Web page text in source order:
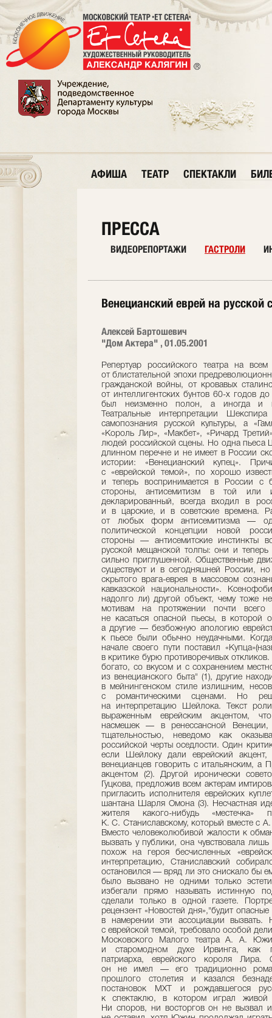
АФИША ТЕАТР СПЕКТАКЛИ
ПРЕССА
ВИДЕОРЕПОРТАЖИ ГАСТРОЛИ
Венецианский еврей на русской
Алексей Бартошевич
"Дом Актера" , 01.05.2001
Репертуар российского театра на всем протяжении прошедшего столетия — от блистательной эпохи предреволюционного «серебряного века» до голодных лет гражданской войны, от кровавых сталинских времен до хрущевской «оттепели», от интеллигентских бунтов 60-х годов до недавнего краха советской системы, — был неизменно полон, а иногда и переполнен постановками Шекспира. Театральные интерпретации Шекспира стали одной из главнейших форм самопознания русской культуры, а «Гамлет», «Ромео и Джульеттa», «Отелло», «Король Лир», «Макбет», «Ричард Третий», комедии — неизменными спутниками людей российской сцены. Но одна пьеса Шекспира составляет исключение в этом длинном перечне и не имеет в России сколько-нибудь существенной театральной истории: «Венецианский купец». Причина очевидна — все, что связано с «еврейской темой», по хорошо известным причинам всегда воспринималось и теперь воспринимается в России с болезненностью и остротой. С одной стороны, антисемитизм в той или иной степени, скрытый или прямо декларированный, всегда входил в российскую государственную политику — и в царские, и в советские времена. Радикальный и последовательный отказ от любых форм антисемитизма — одна из немногих позитивных сторон политической концепции новой российской государственности. С другой стороны — антисемитские инстинкты всегда дремали в глубине подсознания русской мещанской толпы: они и теперь еще присутствуют в ней, хотя в форме сильно приглушенной. Общественные движения, исповедующие вражду к евреям, существуют и в сегодняшней России, но они слабы и немногочисленны. Место скрытого врага-еврея в массовом сознании занял откратый враг-чеченец, «лицо кавказской национальности». Ксенофобия не исчезла, но нашла (неизвестно, надолго ли) другой объект, чему тоже не приходится радоваться. По всем этим мотивам на протяжении почти всего столетия русский театр предпочитал не касаться опасной пьесы, в которой одни видели проповедь антисемитизма, а другие — безбожную апологию еврейства. Крайне редкие попытки обратиться к пьесе были обычно неудачными. Когда юный Художественный театр в самом начале своего пути поставил «Купца»(назвав пьесу «Шейлок»), спектакль вызвал в критике бурю противоречивых откликов. Одни рецензенты восхищались"красиво, богато, со вкусом и с сохранением местного колорита поставленными картинами из венецианского быта" (1), другие находили это историческое бытописательство в мейнингенском стиле излишним, несовместимым с духом пьесы, особенно — с романтическими сценами. Но решительно все критики набросились на интерпретацию Шейлока. Текст роли М. Дарский произносил с отчетливо выраженным еврейским акцентом, что стало поводом для бесчисленных насмешек — в ренессансной Венеции, воспроизведенной на сцене со всей тщательностью, неведомо как оказывался старый еврей из современной российской черты оседлости. Один критик задавал театру саркастический вопрос: если Шейлоку дали еврейский акцент, почему бы, собственно, не заставить венецианцев говорить с итальянским, а Принца Марокканского — с «восточным» акцентом (2). Другой иронически советовал театру поставить «Уриеля Акосту» Гуцкова, предложив всем актерам имтировать еврейскую речь, а на роль Шейлока пригласить исполнителя еврейских куплетов из знаменитого московского кафе-шантана Шарля Омона (3). Несчастная идея наделить Шейлока речью и обликом жителя какого-нибудь «местечка» по всей видимости принадлежала К. С. Станиславскому, который вместе с А. А. Саниным был режиссером спектакля. Вместо человеколюбивой жалости к обманутому старику, которую режиссер хотел вызвать у публики, она чувствовала лишь неловкость: очень уж этот Шейлок был похож на героя бесчисленных «еврейских» анекдотов. Чтобы защитить свою интерпретацию, Станиславский собирался сыграть Шейлока сам, но вовремя остановился — вряд ли это снискало бы ему лавры. Всеобщее неприятие спектакля было вызвано не одними только эстетическими мотивами. При этом критики избегали прямо называть истинную подоплеку всеобщего негодования. Это сделали только в одной газете. Портрет Шейлока в МХТ, писал анонимный рецензент «Новостей дня»,"будит опасные ассоциации" (4). Никто не упрекал театр в намерении эти ассоциации вызвать. Но в стране погромов все, связанное с еврейской темой, требовало особой деликатности. В 1916 году знаменитый актер Московского Малого театра А. А. Южин сыграл Шейлока в величественном и старомодном духе Ирвинга, как героически-импозантного библейского патриарха, еврейского короля Лира. Сколько-нибудь значительного успеха он не имел — его традиционно романтический стиль принадлежал театру прошлого столетия и казался безнадежно устаревшим в эпоху чеховских постановок МХТ и рождавшегося русского авангарда. Критика отнеслась к спектаклю, в котором играл живой классик, с холодноватым почтением. Ни споров, ни восторгов он не вызвал и в театральной истории особого следа не оставил, хотя Южин продолжал играть эту роль до глубокой старости, вплоть до первых лет революции. Когда в 1919 году в Петрограде